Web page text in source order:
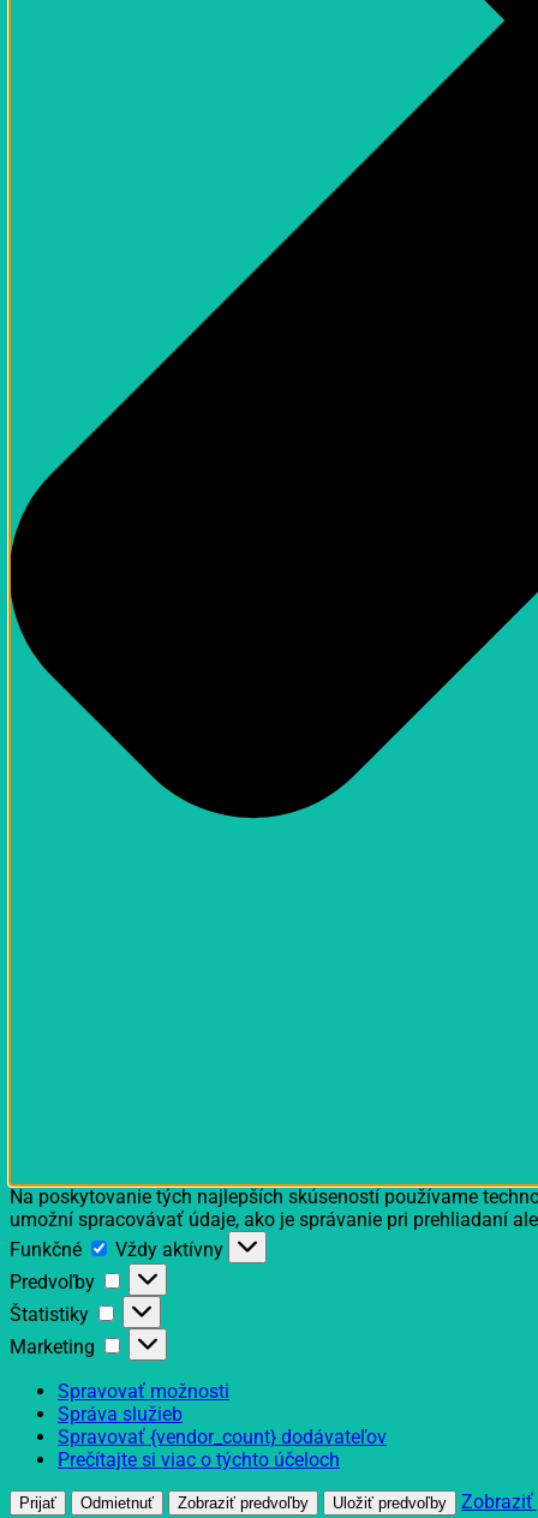
Na poskytovanie tých najlepších skúseností používame
umožní spracovávať údaje, ako je správanie pri prehliadaní
Funkčné
Funkčné
Vždy aktívny
Predvoľby
Predvoľby
Štatistiky
Štatistiky
Marketing
Marketing
Spravovať možnosti
Správa služieb
Spravovať {vendor_count} dodávateľov
Prečítajte si viac o týchto účeloch
Prijať Odmietnuť Zobraziť predvoľby Uložiť predvoľby
Zobraziť